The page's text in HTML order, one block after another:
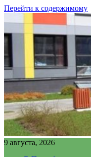
Перейти к содержимому
9 августа, 2026